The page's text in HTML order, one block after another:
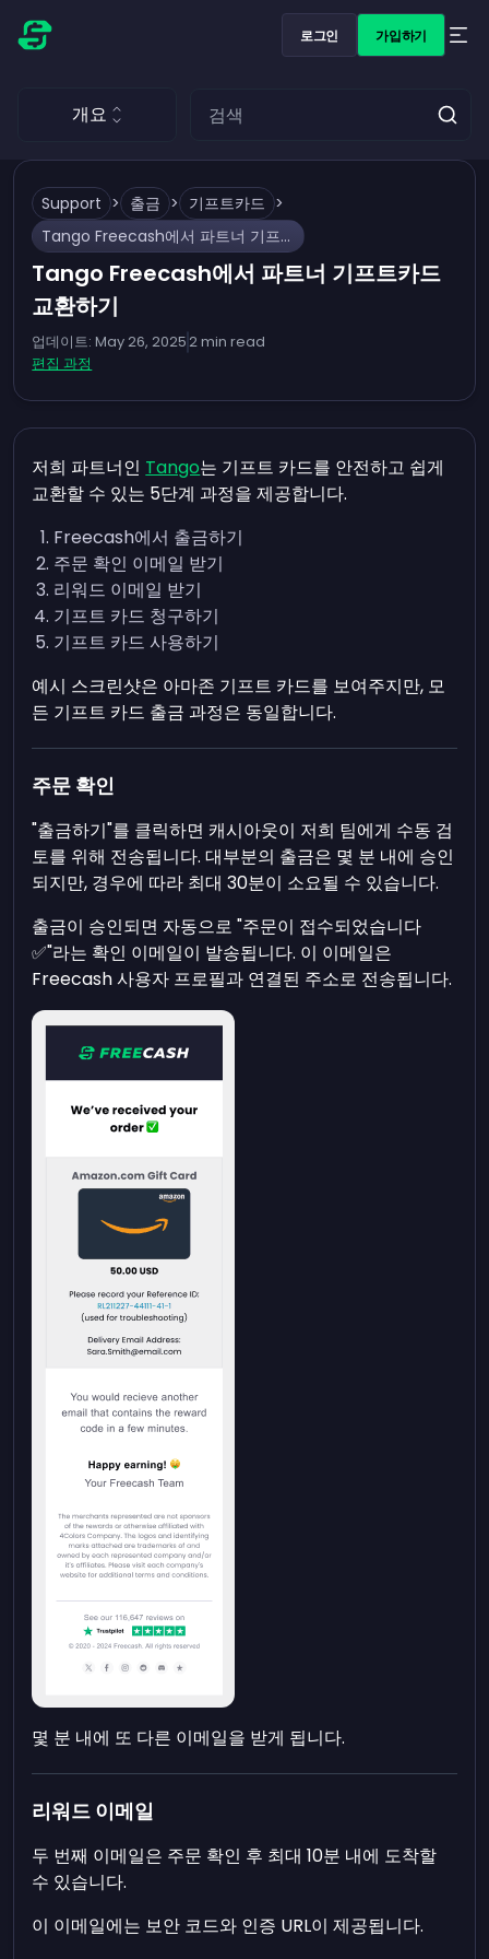
로그인 가입하기
개요
Support > 출금 > 기프트카드 >
Tango Freecash에서 파트너 기프트카드 교환하기
Tango Freecash에서 파트너 기프트카드
교환하기
업데이트: May 26, 20252min read
편집 과정
저희 파트너인 Tango는 기프트 카드를 안전하고 쉽게
교환할 수 있는 5단계 과정을 제공합니다.
Freecash에서 출금하기
주문 확인 이메일 받기
리워드 이메일 받기
기프트 카드 청구하기
기프트 카드 사용하기
예시 스크린샷은 아마존 기프트 카드를 보여주지만, 모
든 기프트 카드 출금 과정은 동일합니다.
주문 확인
"출금하기"를 클릭하면 캐시아웃이 저희 팀에게 수동 검
토를 위해 전송됩니다. 대부분의 출금은 몇 분 내에 승인
되지만, 경우에 따라 최대 30분이 소요될 수 있습니다.
출금이 승인되면 자동으로 "주문이 접수되었습니다
✅"라는 확인 이메일이 발송됩니다. 이 이메일은
Freecash 사용자 프로필과 연결된 주소로 전송됩니다.
몇 분 내에 또 다른 이메일을 받게 됩니다.
리워드 이메일
두 번째 이메일은 주문 확인 후 최대 10분 내에 도착할
수 있습니다.
이 이메일에는 보안 코드와 인증 URL이 제공됩니다.